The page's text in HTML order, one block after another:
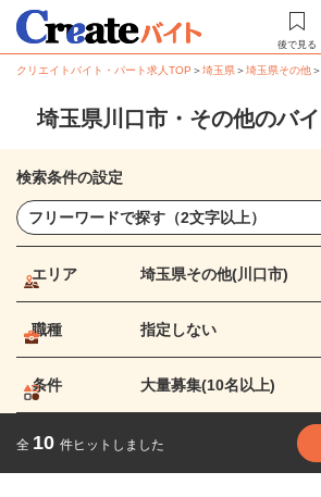
後で見る
クリエイトバイト・パート求人TOP ＞埼玉県＞埼玉県その他＞
埼玉県川口市・その他のバ
検索条件の設定
エリア 埼玉県その他(川口市)
職種 指定しない
条件 大量募集(10名以上)
全 10 件ヒットしました